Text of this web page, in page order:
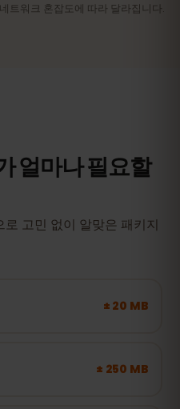
트워크 혼잡도에 따라 달라집니다.
얼마나 필요할
고민 없이 알맞은 패키지
± 20 MB
± 250 MB